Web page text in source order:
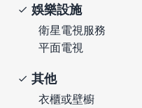
娛樂設施
衛星電視服務
平面電視
其他
衣櫃或壁櫥